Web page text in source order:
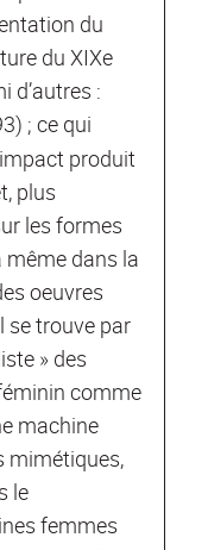
du
du XIXe
d’autres :
; ce qui
produit
plus
les formes
même dans la
oeuvres
se trouve par
» des
comme
machine
mimétiques,
le
femmes